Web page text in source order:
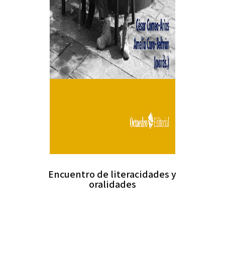
Encuentro de literacidades y
oralidades